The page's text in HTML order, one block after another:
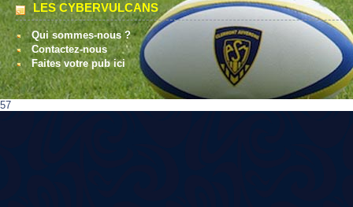
LES CYBERVULCANS
Qui sommes-nous ?
Contactez-nous
Faites votre pub ici
57